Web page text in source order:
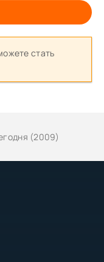
стать
(2009)